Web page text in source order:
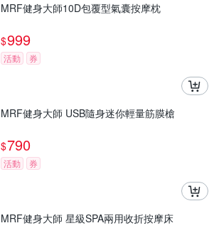
MRF健身大師10D包覆型氣囊按摩枕
$999
活動 券
MRF健身大師 USB隨身迷你輕量筋膜槍
$790
活動 券
MRF健身大師 星級SPA兩用收折按摩床